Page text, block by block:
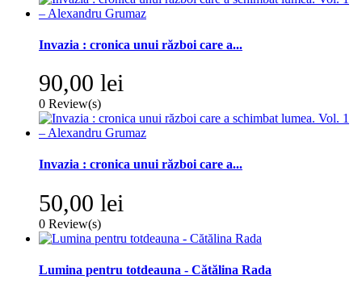
Invazia : cronica unui război care a...
90,00 lei
0 Review(s)
Invazia : cronica unui război care a...
50,00 lei
0 Review(s)
Lumina pentru totdeauna - Cătălina Rada